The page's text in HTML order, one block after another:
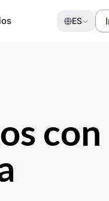
ES
con